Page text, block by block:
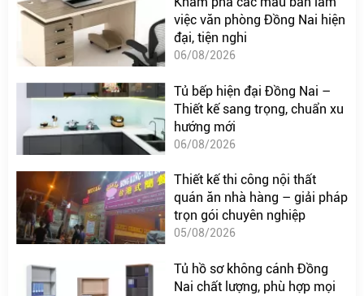
việc văn phòng Đồng Nai hiện
đại, tiện nghi
06/08/2026
Tủ bếp hiện đại Đồng Nai –
Thiết kế sang trọng, chuẩn xu
hướng mới
06/08/2026
Thiết kế thi công nội thất
quán ăn nhà hàng – giải pháp
trọn gói chuyên nghiệp
05/08/2026
Tủ hồ sơ không cánh Đồng
Nai chất lượng, phù hợp mọi